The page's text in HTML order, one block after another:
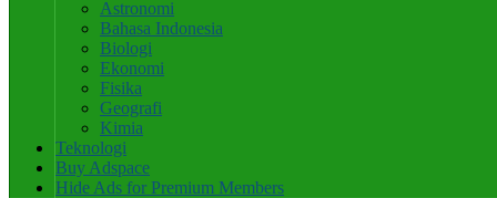
Astronomi
Bahasa Indonesia
Biologi
Ekonomi
Fisika
Geografi
Kimia
Teknologi
Buy Adspace
Hide Ads for Premium Members